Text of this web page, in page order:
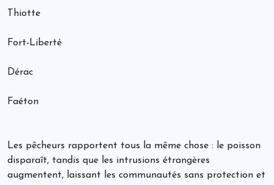
Thiotte
Fort-Liberté
Dérac
Faéton
Les pêcheurs rapportent tous la même chose : le poisson
disparaît, tandis que les intrusions étrangères
augmentent, laissant les communautés sans protection et